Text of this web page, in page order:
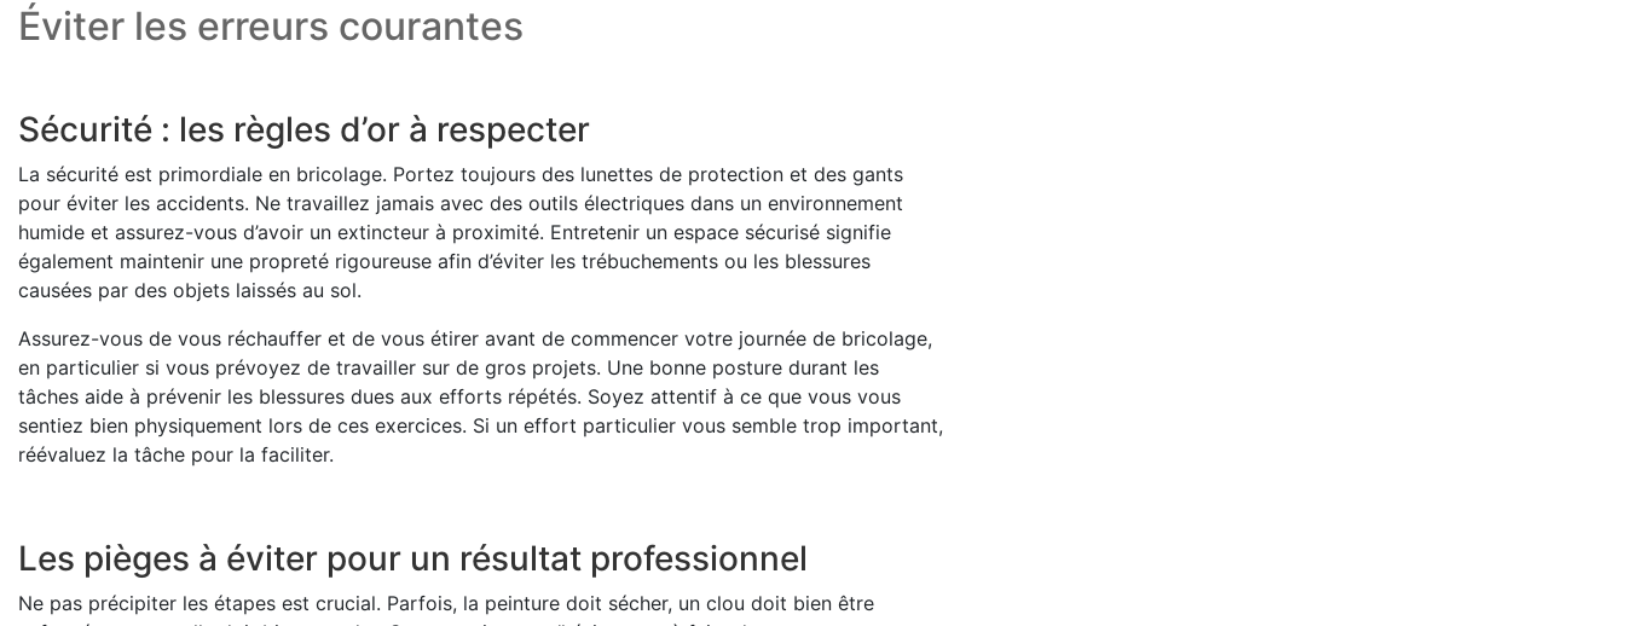
Éviter les erreurs courantes
Sécurité : les règles d’or à respecter
La sécurité est primordiale en bricolage. Portez toujours des lunettes de protection et des gants
pour éviter les accidents. Ne travaillez jamais avec des outils électriques dans un environnement
humide et assurez-vous d’avoir un extincteur à proximité. Entretenir un espace sécurisé signifie
également maintenir une propreté rigoureuse afin d’éviter les trébuchements ou les blessures
causées par des objets laissés au sol.
Assurez-vous de vous réchauffer et de vous étirer avant de commencer votre journée de bricolage,
en particulier si vous prévoyez de travailler sur de gros projets. Une bonne posture durant les
tâches aide à prévenir les blessures dues aux efforts répétés. Soyez attentif à ce que vous vous
sentiez bien physiquement lors de ces exercices. Si un effort particulier vous semble trop important,
réévaluez la tâche pour la faciliter.
Les pièges à éviter pour un résultat professionnel
Ne pas précipiter les étapes est crucial. Parfois, la peinture doit sécher, un clou doit bien être